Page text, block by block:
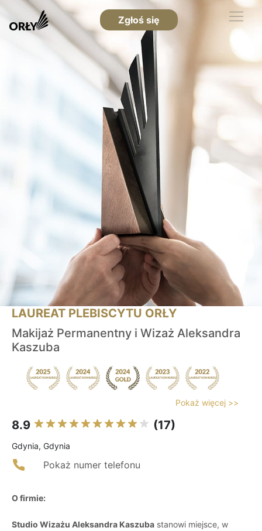
Zgłoś się
LAUREAT PLEBISCYTU ORŁY
Makijaż Permanentny i Wizaż Aleksandra
Kaszuba
Pokaż więcej >>
8.9 (17)
Gdynia, Gdynia
Pokaż numer telefonu
O firmie:
Studio Wizażu Aleksandra Kaszuba stanowi miejsce, w